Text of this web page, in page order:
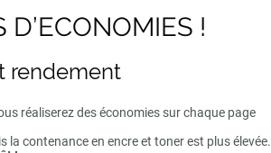
!
rendement
réaliserez des économies sur chaque page
contenance en encre et toner est plus élevée.